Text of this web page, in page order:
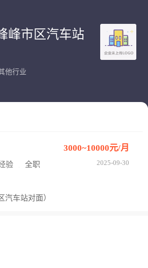
峰市区汽车站
他行业
2025-09-30
3000~10000元/月
验 全职
汽车站对面）